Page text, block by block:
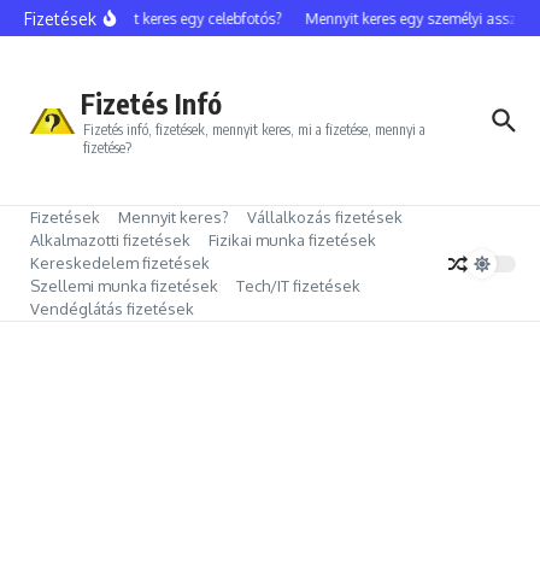
Ugrás a tartalomhoz
FizetésekMennyit keres egy celebfotós? Mennyit keres egy személyi
Fizetés Infó
Fizetés infó, fizetések, mennyit keres, mi a fizetése, mennyi a
fizetése?
Fizetések Mennyit keres?
Vállalkozás fizetések
Alkalmazotti fizetések
Fizikai munka fizetések
Kereskedelem fizetések
Szellemi munka fizetések
Tech/IT fizetések
Vendéglátás fizetések